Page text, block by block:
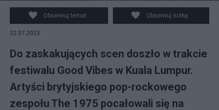
(Artyści The 1975 pocałowali się na scenie. Fot. Screen
z Twittera, Wikipedia)
Obserwuj temat Obserwuj notkę
22.07.2023
Do zaskakujących scen doszło w trakcie
festiwalu Good Vibes w Kuala Lumpur.
Artyści brytyjskiego pop-rockowego
zespołu The 1975 pocałowali się na